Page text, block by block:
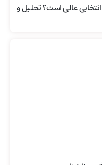
۲۰۲۵ از بیت‌گرند انتخابی عالی است؟ تحلیل و